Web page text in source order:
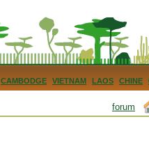
CAMBODGE VIETNAM LAOS CHINE
forum